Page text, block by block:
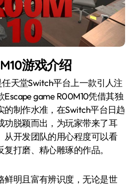
游戏介绍
任天堂Switch平台上一款引人注
game R00M10凭借其独
的制作水准，在Switch平台日趋
功脱颖而出，为玩家带来了耳
从开发团队的用心程度可以看
打磨、精心雕琢的作品。
鲜明且富有辨识度，无论是世